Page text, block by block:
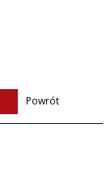
Powrót